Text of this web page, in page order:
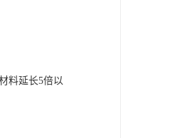
料延长5倍以